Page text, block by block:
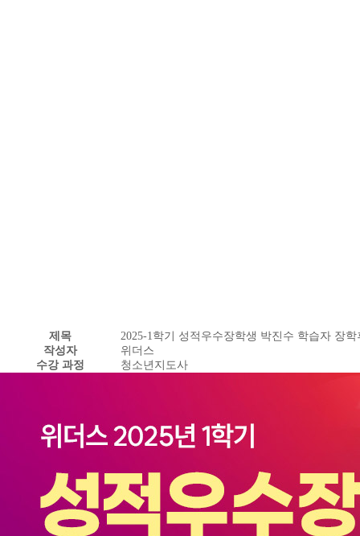
제목
2025-1학기 성적우수장학생 박진수 학습자 장학
작성자
위더스
수강 과정
청소년지도사